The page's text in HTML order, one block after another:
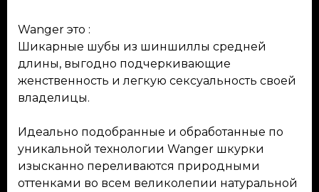
Wanger это :
Шикарные шубы из шиншиллы средней
длины, выгодно подчеркивающие
женственность и легкую сексуальность своей
владелицы.
Идеально подобранные и обработанные по
уникальной технологии Wanger шкурки
изысканно переливаются природными
оттенками во всем великолепии натуральной